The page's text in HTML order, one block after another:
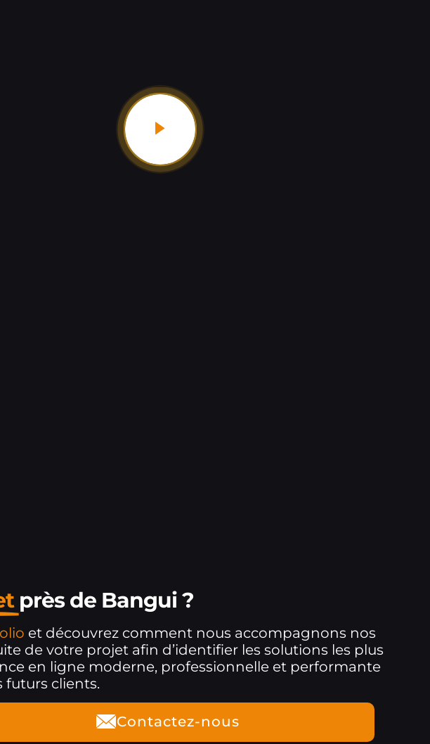
près de Bangui ?
et découvrez comment nous accompagnons nos
de votre projet afin d’identifier les solutions les plus
en ligne moderne, professionnelle et performante
futurs clients.
Contactez-nous